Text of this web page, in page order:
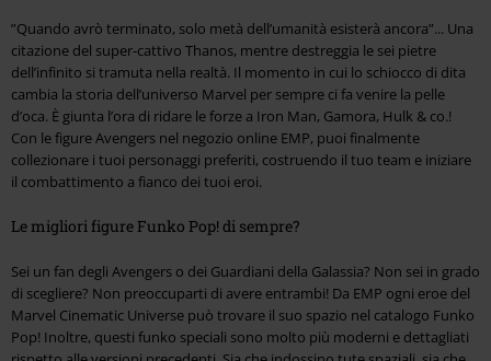
”Quando avrò terminato, solo metà dell’umanità esisterà ancora”... Una
citazione del super-cattivo Thanos, mentre destreggia le sei pietre
dell’infinito si tramuta nella realtà. Il momento in cui lo schiocco di dita
cambia la storia dell’universo Marvel per sempre ci fa venire la pelle
d’oca. È giunta l’ora di ridare le forze a Iron Man, Gamora, Hulk & co.!
Con le figure Avengers nel negozio online EMP, puoi finalmente
collezionare i tuoi personaggi preferiti, costruendo il tuo team e iniziare
il combattimento a fianco dei tuoi eroi.
Le migliori figure Funko Pop! di sempre?
Sei un fan degli Avengers o dei Guardiani della Galassia? Non sei in grado
di scegliere? Non preoccuparti di avere entrambi! Da EMP ogni eroe del
Marvel Cinematic Universe può trovare il suo spazio nel catalogo Funko
Pop! Inoltre, questi funko speciali sono molto più moderni e dettagliati